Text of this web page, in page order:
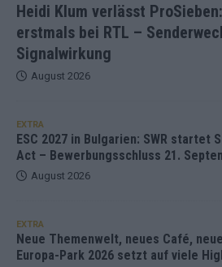
Heidi Klum verlässt
erstmals bei RTL –
Signalwirkung
August 2026
EXTRA
ESC 2027 in Bulgarien: SWR startet
Act – Bewerbungsschluss 21.
August 2026
EXTRA
Neue Themenwelt, neues Café,
Europa-Park 2026 setzt auf viele